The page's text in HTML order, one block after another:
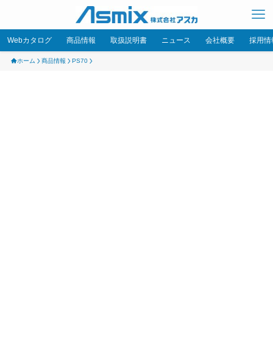
Webカタログ 商品情報 取扱説明書 ニュース 会社概要 採用情
ホーム 商品情報 PS70